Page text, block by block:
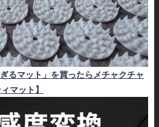
るマット」を買ったらメチャクチャ
マット】